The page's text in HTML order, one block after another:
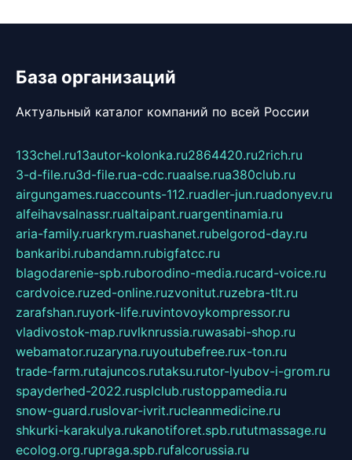
База организаций
Актуальный каталог компаний по всей России
133chel.ru13autor-kolonka.ru2864420.ru2rich.ru
3-d-file.ru3d-file.rua-cdc.ruaalse.rua380club.ru
airgungames.ruaccounts-112.ruadler-jun.ruadonyev.ru
alfeihavsalnassr.rualtaipant.ruargentinamia.ru
aria-family.ruarkrym.ruashanet.rubelgorod-day.ru
bankaribi.rubandamn.rubigfatcc.ru
blagodarenie-spb.ruborodino-media.rucard-voice.ru
cardvoice.ruzed-online.ruzvonitut.ruzebra-tlt.ru
zarafshan.ruyork-life.ruvintovoykompressor.ru
vladivostok-map.ruvlknrussia.ruwasabi-shop.ru
webamator.ruzaryna.ruyoutubefree.rux-ton.ru
trade-farm.rutajuncos.rutaksu.rutor-lyubov-i-grom.ru
spayderhed-2022.rusplclub.rustoppamedia.ru
snow-guard.ruslovar-ivrit.rucleanmedicine.ru
shkurki-karakulya.rukanotiforet.spb.rututmassage.ru
ecolog.org.rupraga.spb.rufalcorussia.ru